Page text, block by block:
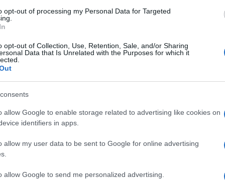
opt-out of processing my Personal Data for Targeted
opt-out of Collection, Use, Retention, Sale, and/or Sharing
Data that Is Unrelated with the Purposes for which it
allow Google to enable storage related to advertising like cookies on
identifiers in apps.
allow my user data to be sent to Google for online advertising
allow Google to send me personalized advertising.
veleposlaništvo tudi v prihodnje spremljalo razmere in
ob vplutju v japonske vode v začetku minulega tedna
okužen eden od potnikov, ki se je z ladje izkrcal minuli
zdravje, so dobili izvide testov 103 ljudi, od katerih jih je
večinoma za japonske državljane, so pa med njimi tudi